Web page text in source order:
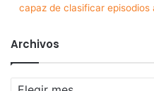
capaz de clasificar episodios
Archivos
Archivos